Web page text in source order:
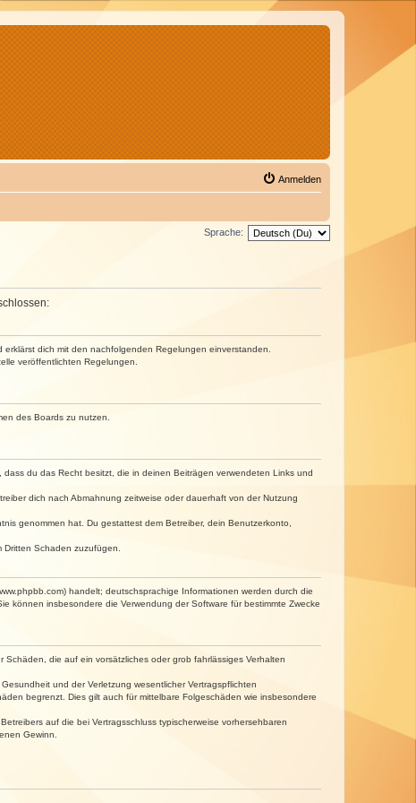
Anmelden
Sprache:
erklärst dich mit den nachfolgenden Regelungen einverstanden.
veröffentlichten Regelungen.
des Boards zu nutzen.
du das Recht besitzt, die in deinen Beiträgen verwendeten Links und
dich nach Abmahnung zeitweise oder dauerhaft von der Nutzung
genommen hat. Du gestattest dem Betreiber, dein Benutzerkonto,
Schaden zuzufügen.
handelt; deutschsprachige Informationen werden durch die
können insbesondere die Verwendung der Software für bestimmte Zwecke
die auf ein vorsätzliches oder grob fahrlässiges Verhalten
und der Verletzung wesentlicher Vertragspflichten
begrenzt. Dies gilt auch für mittelbare Folgeschäden wie insbesondere
auf die bei Vertragsschluss typischerweise vorhersehbaren
Gewinn.